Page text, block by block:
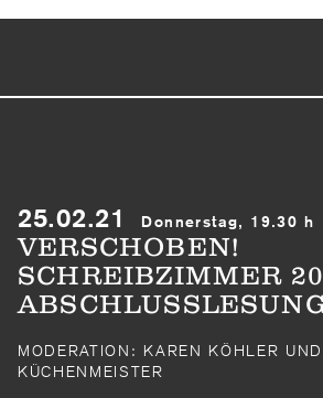
25.02.21 Donnerstag, 19.30 h
VERSCHOBEN!
SCHREIBZIMMER
MODERATION: KAREN KÖHLER
KÜCHENMEISTER